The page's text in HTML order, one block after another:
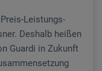
Leistungs-
Deshalb heißen
Guardi in Zukunft